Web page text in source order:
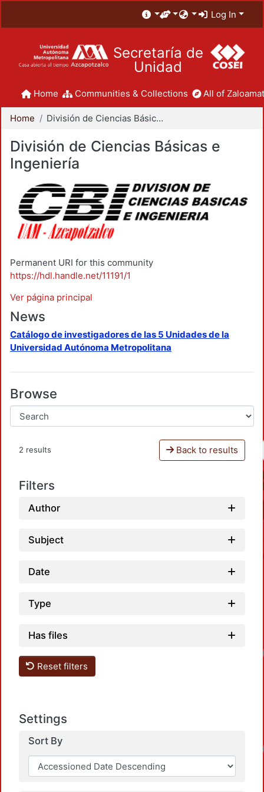
Log In
Secretaría de
Unidad
Home Communities & Collections All of
Home División de Ciencias Básicas e Ingeniería
División de Ciencias Básicas e
Ingeniería
Permanent URI for this community
https://hdl.handle.net/11191/1
Ver página principal
News
Catálogo de investigadores de las 5 Unidades de la
Universidad Autónoma Metropolitana
Browse
2 results Back to results
Filters
Author
Subject
Date
Type
Has files
Reset filters
Settings
Sort By